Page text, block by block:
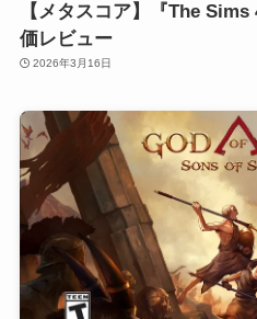
【メタスコア】『The
価レビュー
2026年3月16日